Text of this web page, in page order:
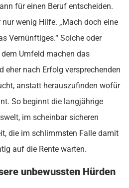
für einen Beruf entscheiden.
wenig Hilfe. „Mach doch eine
Vernünftiges.“ Solche oder
Umfeld machen das
eher nach Erfolg versprechenden
anstatt herauszufinden wofür
So beginnt die langjährige
im scheinbar sicheren
die im schlimmsten Falle damit
auf die Rente warten.
unbewussten Hürden